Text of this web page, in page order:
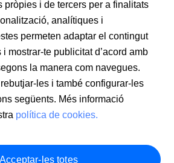
pròpies i de tercers per a finalitats
analítiques i
permeten adaptar el contingut
mostrar-te publicitat d’acord amb
la manera com navegues.
les i també configurar-les
següents. Més informació
política de cookies.
Acceptar-les totes